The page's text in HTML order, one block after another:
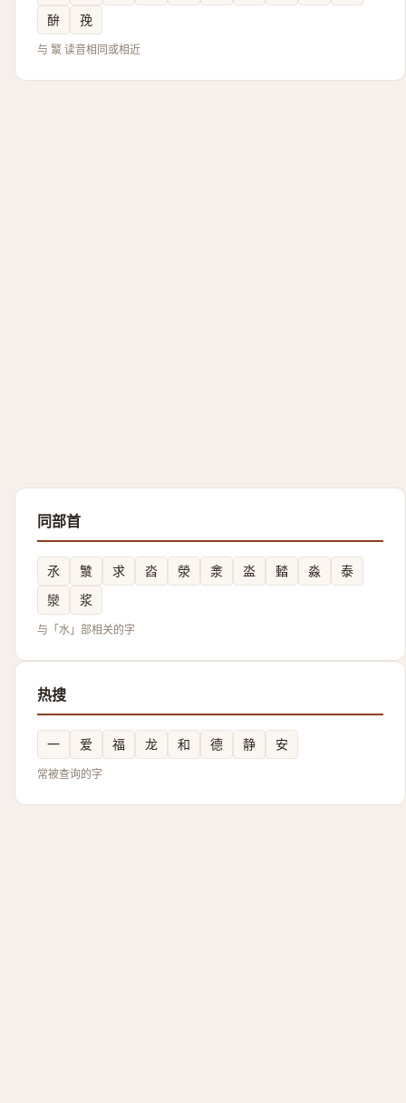
䣲
㝃
与 瀪 读音相同或相近
同部首
氶 㶗 求 㳫 滎 淾 泴 濌 淼
泰
灓
浆
与「水」部相关的字
热搜
一 爱 福 龙 和 德 静 安
常被查询的字